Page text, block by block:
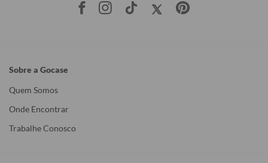
Sobre a Gocase
Quem Somos
Onde Encontrar
Trabalhe Conosco